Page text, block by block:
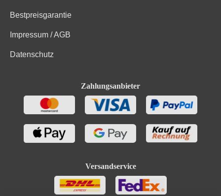
Bestpreisgarantie
Impressum / AGB
Datenschutz
Zahlungsanbieter
Versandservice